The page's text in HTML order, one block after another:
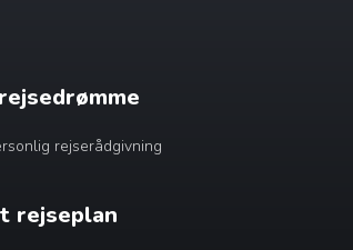
rejserådgivning
rejseplan